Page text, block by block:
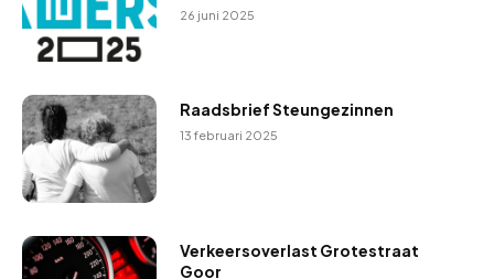
26 juni 2025
Raadsbrief Steungezinnen
13 februari 2025
Verkeersoverlast Grotestraat
Goor